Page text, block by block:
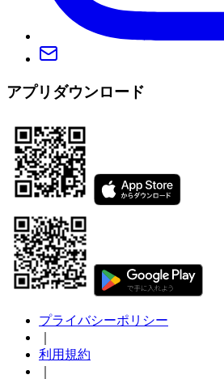
アプリダウンロード
プライバシーポリシー
利用規約